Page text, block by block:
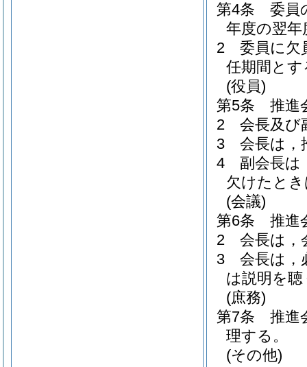
第4条
委員
年度の翌
2
委員に欠
任期間とす
(役員)
第5条
推進
2
会長及び
3
会長は，
4
副会長は
欠けたと
(会議)
第6条
推進
2
会長は，
3
会長は，
は説明を
(庶務)
第7条
推進
理する。
(その他)